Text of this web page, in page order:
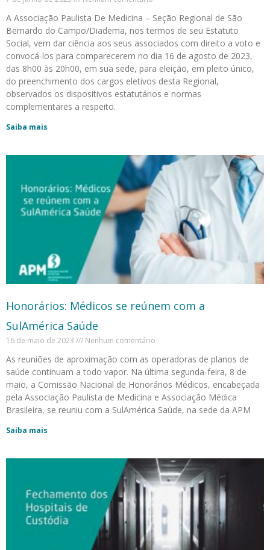
A Associação Paulista De Medicina – Seção Regional de São
Bernardo do Campo/Diadema, nos termos de seu Estatuto
Social, vem dar ciência aos seus associados com direito a voto e
convocá-los para comparecerem no dia 16 de agosto de 2023,
das 8h00 às 20h00, em sua sede, para eleição, em pleito único,
do preenchimento dos cargos eletivos desta Regional,
observados os dispositivos estatutários e normas
complementares a respeito.
Saiba mais
Honorários: Médicos se reúnem com a
SulAmérica Saúde
16 de maio de 2023 Nenhum comentário
As reuniões de aproximação com as operadoras de planos de
saúde continuam a todo vapor. Na última segunda-feira, 8 de
maio, a Comissão Nacional de Honorários Médicos, encabeçada
pela Associação Paulista de Medicina e Associação Médica
Brasileira, se reuniu com a SulAmérica Saúde, na sede da APM
Saiba mais